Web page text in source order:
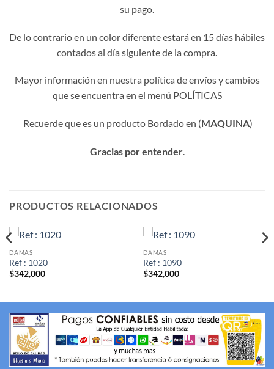
su pago.
De lo contrario en un color diferente estará en 15 días hábiles
contados al día siguiente de la compra.
Mayor información en nuestra política de envíos y cambios
que se encuentra en el menú POLÍTICAS
Recuerde que es un producto Bordado en (MAQUINA)
Gracias por entender.
PRODUCTOS RELACIONADOS
DAMAS
Ref : 1020
$342,000
DAMAS
Ref : 1090
$342,000